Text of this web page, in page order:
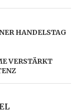
HANDELSTAG
VERSTÄRKT